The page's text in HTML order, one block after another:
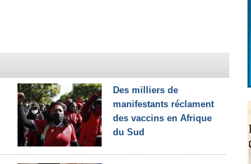
Des milliers de
manifestants réclament
des vaccins en Afrique
du Sud